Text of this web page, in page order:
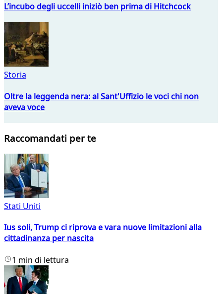
L’incubo degli uccelli iniziò ben prima di Hitchcock
Storia
Oltre la leggenda nera: al Sant'Uffizio le voci chi non
aveva voce
Raccomandati per te
Stati Uniti
Ius soli, Trump ci riprova e vara nuove limitazioni alla
cittadinanza per nascita
1 min di lettura